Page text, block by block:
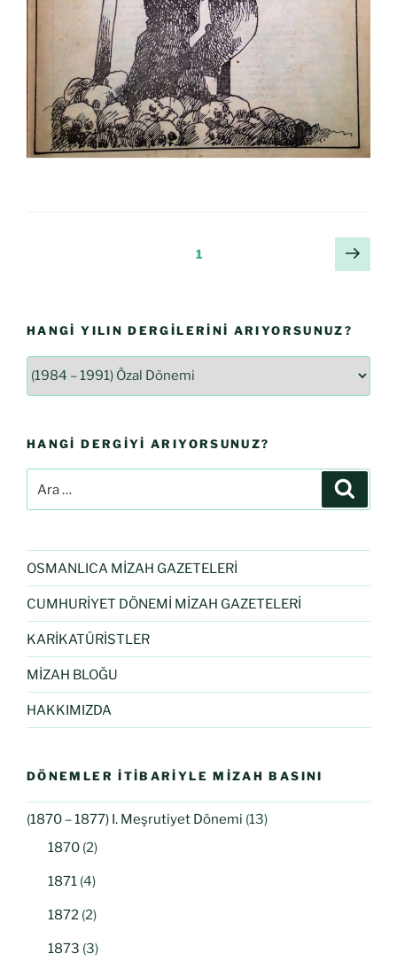
1
HANGI YILIN DERGILERINI ARIYORSUNUZ?
HANGI DERGIYI ARIYORSUNUZ?
OSMANLICA MİZAH GAZETELERİ
CUMHURİYET DÖNEMİ MİZAH GAZETELERİ
KARİKATÜRİSTLER
MİZAH BLOĞU
HAKKIMIZDA
DÖNEMLER İTIBARIYLE MIZAH BASINI
(1870 – 1877) I. Meşrutiyet Dönemi (13)
1870 (2)
1871 (4)
1872 (2)
1873 (3)